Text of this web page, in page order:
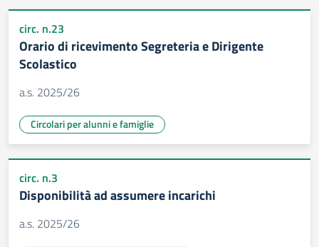
circ. n.23
Orario di ricevimento Segreteria e Dirigente
Scolastico
a.s. 2025/26
Circolari per alunni e famiglie
circ. n.3
Disponibilità ad assumere incarichi
a.s. 2025/26